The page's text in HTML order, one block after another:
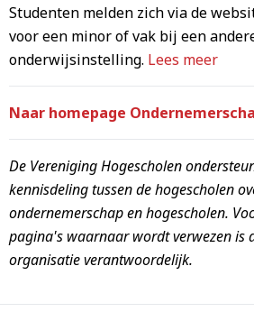
Studenten melden zich via de
voor een minor of vak bij een
onderwijsinstelling. Lees meer
Naar homepage
De Vereniging Hogescholen
kennisdeling tussen de hogescholen
ondernemerschap en hogescholen.
pagina's waarnaar wordt verwezen is
organisatie verantwoordelijk.